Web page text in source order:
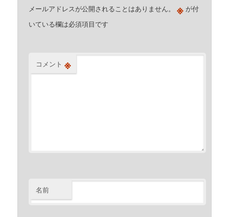
メールアドレスが公開されることはありません。 ※ が付
いている欄は必須項目です
コメント ※
名前